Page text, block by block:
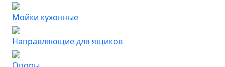
Мойки кухонные
Направляющие для ящиков